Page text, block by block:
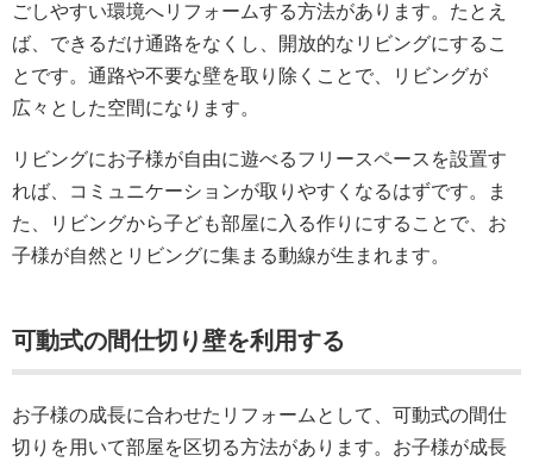
ごしやすい環境へリフォームする方法があります。たとえ
ば、できるだけ通路をなくし、開放的なリビングにするこ
とです。通路や不要な壁を取り除くことで、リビングが
広々とした空間になります。
リビングにお子様が自由に遊べるフリースペースを設置す
れば、コミュニケーションが取りやすくなるはずです。ま
た、リビングから子ども部屋に入る作りにすることで、お
子様が自然とリビングに集まる動線が生まれます。
可動式の間仕切り壁を利用する
お子様の成長に合わせたリフォームとして、可動式の間仕
切りを用いて部屋を区切る方法があります。お子様が成長